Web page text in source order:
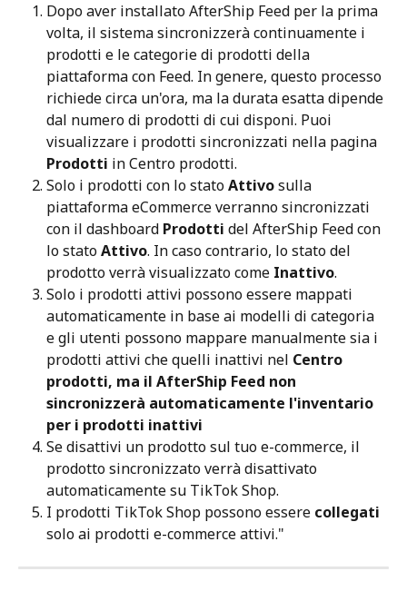
Dopo aver installato AfterShip Feed per la prima
volta, il sistema sincronizzerà continuamente i
prodotti e le categorie di prodotti della
piattaforma con Feed. In genere, questo processo
richiede circa un'ora, ma la durata esatta dipende
dal numero di prodotti di cui disponi. Puoi
visualizzare i prodotti sincronizzati nella pagina
Prodotti in Centro prodotti.
Solo i prodotti con lo stato Attivo sulla
piattaforma eCommerce verranno sincronizzati
con il dashboard Prodotti del AfterShip Feed con
lo stato Attivo. In caso contrario, lo stato del
prodotto verrà visualizzato come Inattivo.
Solo i prodotti attivi possono essere mappati
automaticamente in base ai modelli di categoria
e gli utenti possono mappare manualmente sia i
prodotti attivi che quelli inattivi nel Centro
prodotti, ma il AfterShip Feed non
sincronizzerà automaticamente l'inventario
per i prodotti inattivi
Se disattivi un prodotto sul tuo e-commerce, il
prodotto sincronizzato verrà disattivato
automaticamente su TikTok Shop.
I prodotti TikTok Shop possono essere collegati
solo ai prodotti e-commerce attivi."